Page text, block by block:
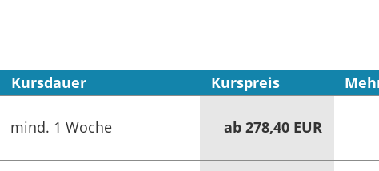
Kursdauer Kurspreis
mind. 1 Woche ab 278,40 EUR